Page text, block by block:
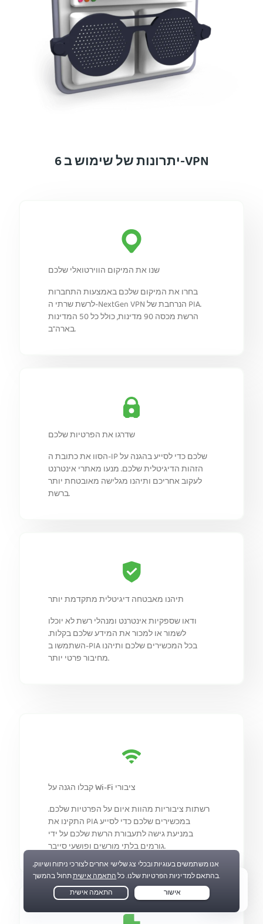
6 יתרונות של שימוש ב-VPN
שנו את המיקום הווירטואלי שלכם
בחרו את המיקום שלכם באמצעות התחברות
לרשת שרתי ה-NextGen VPN הנרחבת של PIA.
הרשת מכסה 90 מדינות, כולל כל 50 המדינות
בארה"ב.
שדרגו את הפרטיות שלכם
הסוו את כתובת ה-IP שלכם כדי לסייע בהגנה על
הזהות הדיגיטלית שלכם. מנעו מאתרי אינטרנט
לעקוב אחריכם ותיהנו מגלישה מאובטחת יותר
ברשת.
תיהנו מאבטחה דיגיטלית מתקדמת יותר
ודאו שספקיות אינטרנט ומנהלי רשת לא יוכלו
לשמור או למכור את המידע שלכם בקלות.
השתמשו ב-PIA בכל המכשירים שלכם ותיהנו
מחיבור פרטי יותר.
קבלו הגנה על Wi-Fi ציבורי
רשתות ציבוריות מהוות איום על הפרטיות שלכם.
התקינו את PIA במכשירים שלכם כדי לסייע
במניעת גישה לתעבורת הרשת שלכם על ידי
גורמים בלתי מורשים ופושעי סייבר.